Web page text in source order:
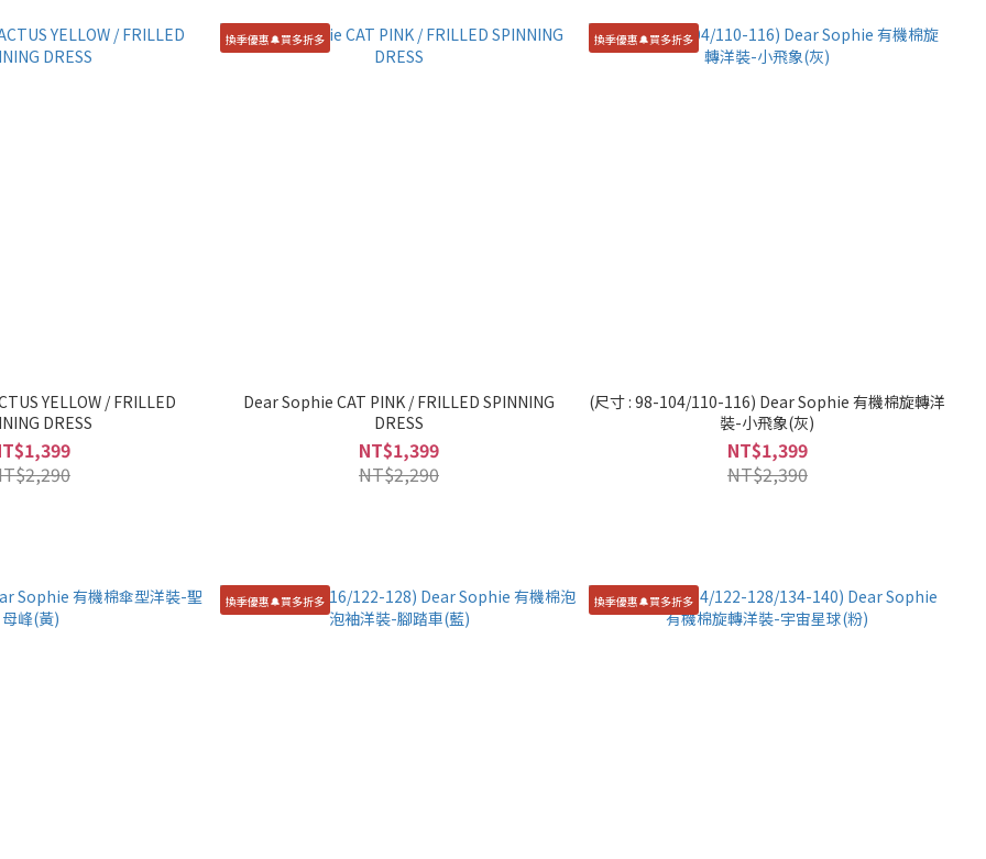
YELLOW / FRILLED
DRESS
換季優惠🔔買多折多
Dear Sophie CAT PINK / FRILLED SPINNING
DRESS
NT$1,399
NT$2,290
換季優惠🔔買多折多
(尺寸 : 98-104/110-116) Dear Sophie 有機棉旋轉洋
裝-小飛象(灰)
NT$1,399
NT$2,390
換季優惠🔔買多折多 換季優惠🔔買多折多